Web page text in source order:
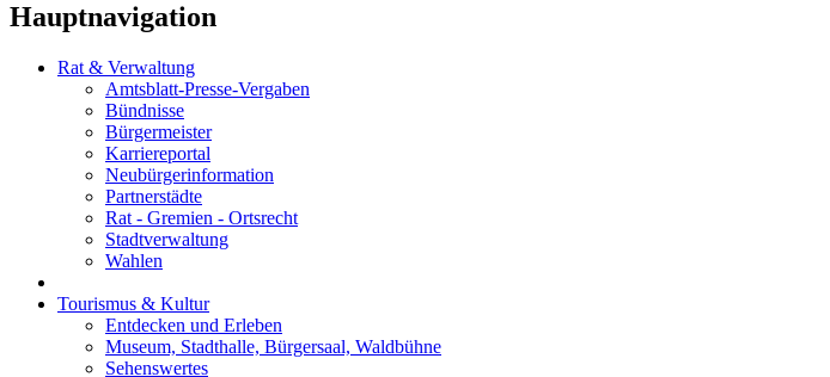
Hauptnavigation
Rat & Verwaltung
Amtsblatt-Presse-Vergaben
Bündnisse
Bürgermeister
Karriereportal
Neubürgerinformation
Partnerstädte
Rat - Gremien - Ortsrecht
Stadtverwaltung
Wahlen
Tourismus & Kultur
Entdecken und Erleben
Museum, Stadthalle, Bürgersaal, Waldbühne
Sehenswertes